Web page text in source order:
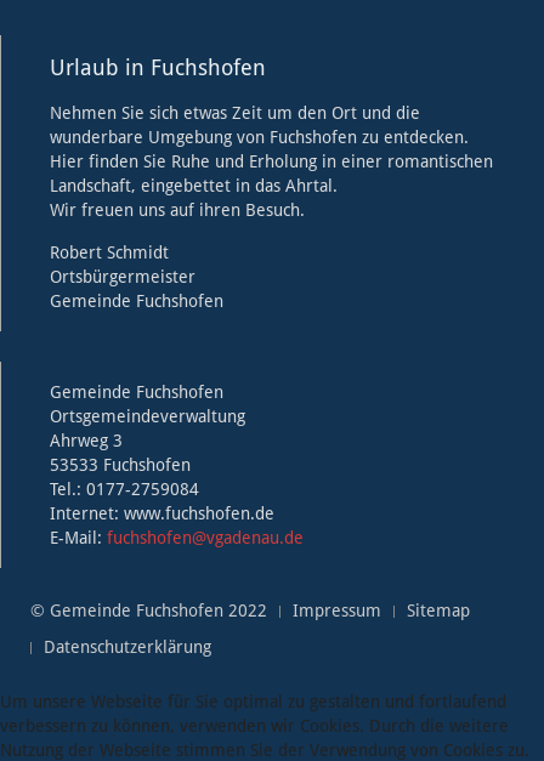
Urlaub in Fuchshofen
Nehmen Sie sich etwas Zeit um den Ort und die
wunderbare Umgebung von Fuchshofen zu entdecken.
Hier finden Sie Ruhe und Erholung in einer romantischen
Landschaft, eingebettet in das Ahrtal.
Wir freuen uns auf ihren Besuch.
Robert Schmidt
Ortsbürgermeister
Gemeinde Fuchshofen
Gemeinde Fuchshofen
Ortsgemeindeverwaltung
Ahrweg 3
53533 Fuchshofen
Tel.: 0177-2759084
Internet: www.fuchshofen.de
E-Mail: fuchshofen@vgadenau.de
© Gemeinde Fuchshofen 2022 Impressum
Sitemap
Datenschutzerklärung
Um unsere Webseite für Sie optimal zu gestalten und fortlaufend
verbessern zu können, verwenden wir Cookies. Durch die weitere
Nutzung der Webseite stimmen Sie der Verwendung von Cookies zu.